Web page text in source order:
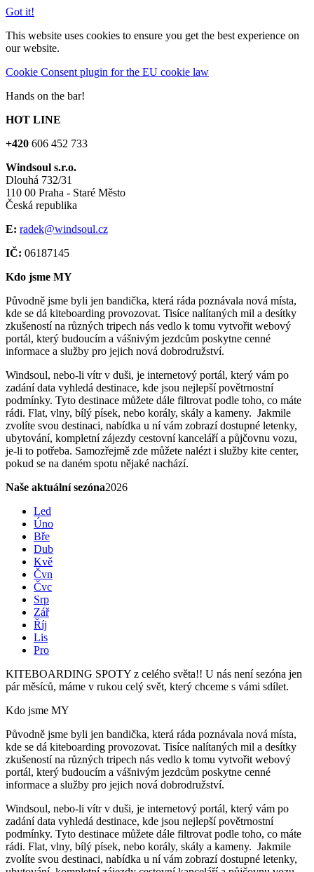
Got it!
This website uses cookies to ensure you get the best experience on
our website.
Cookie Consent plugin for the EU cookie law
Hands on the bar!
HOT LINE
+420 606 452 733
Windsoul s.r.o.
Dlouhá 732/31
110 00 Praha - Staré Město
Česká republika
E: radek@windsoul.cz
IČ: 06187145
Kdo jsme MY
Původně jsme byli jen bandička, která ráda poznávala nová místa,
kde se dá kiteboarding provozovat. Tisíce nalítaných mil a desítky
zkušeností na různých tripech nás vedlo k tomu vytvořit webový
portál, který budoucím a vášnivým jezdcům poskytne cenné
informace a služby pro jejich nová dobrodružství.
Windsoul, nebo-li vítr v duši, je internetový portál, který vám po
zadání data vyhledá destinace, kde jsou nejlepší povětrnostní
podmínky. Tyto destinace můžete dále filtrovat podle toho, co máte
rádi. Flat, vlny, bílý písek, nebo korály, skály a kameny. Jakmile
zvolíte svou destinaci, nabídka u ní vám zobrazí dostupné letenky,
ubytování, kompletní zájezdy cestovní kanceláří a půjčovnu vozu,
je-li to potřeba. Samozřejmě zde můžete nalézt i služby kite center,
pokud se na daném spotu nějaké nachází.
Naše aktuální sezóna2026
Led
Úno
Bře
Dub
Kvě
Čvn
Čvc
Srp
Zář
Říj
Lis
Pro
KITEBOARDING SPOTY z celého světa!! U nás není sezóna jen
pár měsíců, máme v rukou celý svět, který chceme s vámi sdílet.
Kdo jsme MY
Původně jsme byli jen bandička, která ráda poznávala nová místa,
kde se dá kiteboarding provozovat. Tisíce nalítaných mil a desítky
zkušeností na různých tripech nás vedlo k tomu vytvořit webový
portál, který budoucím a vášnivým jezdcům poskytne cenné
informace a služby pro jejich nová dobrodružství.
Windsoul, nebo-li vítr v duši, je internetový portál, který vám po
zadání data vyhledá destinace, kde jsou nejlepší povětrnostní
podmínky. Tyto destinace můžete dále filtrovat podle toho, co máte
rádi. Flat, vlny, bílý písek, nebo korály, skály a kameny. Jakmile
zvolíte svou destinaci, nabídka u ní vám zobrazí dostupné letenky,